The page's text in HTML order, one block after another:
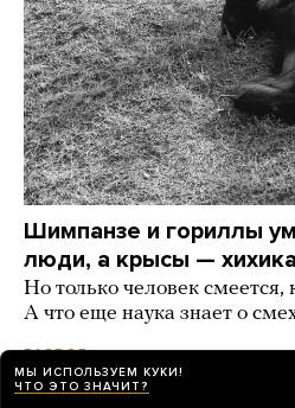
Шимпанзе и гориллы
люди, а крысы —
Но только человек
А что еще наука знает о
РАЗБОР день назад
МЫ ИСПОЛЬЗУЕМ КУКИ!
ЧТО ЭТО ЗНАЧИТ?